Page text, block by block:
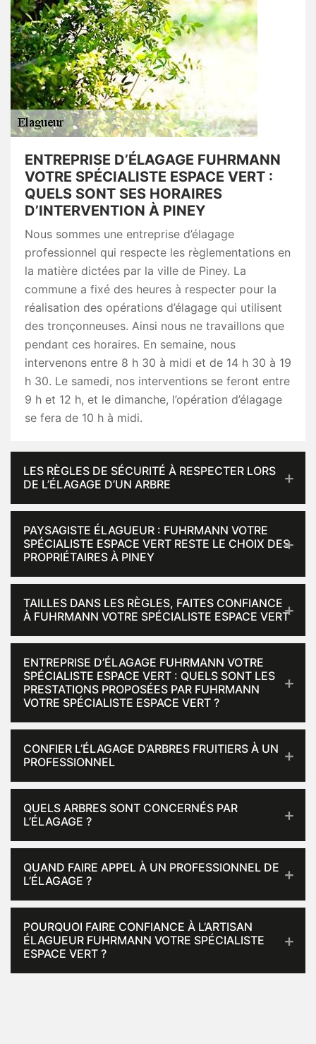
ENTREPRISE D’ÉLAGAGE FUHRMANN
VOTRE SPÉCIALISTE ESPACE VERT :
QUELS SONT SES HORAIRES
D’INTERVENTION À PINEY
Nous sommes une entreprise d’élagage
professionnel qui respecte les règlementations en
la matière dictées par la ville de Piney. La
commune a fixé des heures à respecter pour la
réalisation des opérations d’élagage qui utilisent
des tronçonneuses. Ainsi nous ne travaillons que
pendant ces horaires. En semaine, nous
intervenons entre 8 h 30 à midi et de 14 h 30 à 19
h 30. Le samedi, nos interventions se feront entre
9 h et 12 h, et le dimanche, l’opération d’élagage
se fera de 10 h à midi.
LES RÈGLES DE SÉCURITÉ À RESPECTER LORS
DE L’ÉLAGAGE D’UN ARBRE
PAYSAGISTE ÉLAGUEUR : FUHRMANN VOTRE
SPÉCIALISTE ESPACE VERT RESTE LE CHOIX DES
PROPRIÉTAIRES À PINEY
TAILLES DANS LES RÈGLES, FAITES CONFIANCE
À FUHRMANN VOTRE SPÉCIALISTE ESPACE VERT
ENTREPRISE D’ÉLAGAGE FUHRMANN VOTRE
SPÉCIALISTE ESPACE VERT : QUELS SONT LES
PRESTATIONS PROPOSÉES PAR FUHRMANN
VOTRE SPÉCIALISTE ESPACE VERT ?
CONFIER L’ÉLAGAGE D’ARBRES FRUITIERS À UN
PROFESSIONNEL
QUELS ARBRES SONT CONCERNÉS PAR
L’ÉLAGAGE ?
QUAND FAIRE APPEL À UN PROFESSIONNEL DE
L’ÉLAGAGE ?
POURQUOI FAIRE CONFIANCE À L’ARTISAN
ÉLAGUEUR FUHRMANN VOTRE SPÉCIALISTE
ESPACE VERT ?